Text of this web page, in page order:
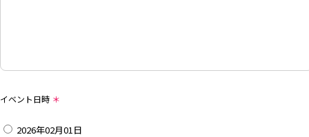
イベント日時 ＊
2026年02月01日